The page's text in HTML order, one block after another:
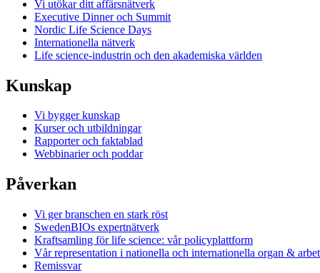
Vi utökar ditt affärsnätverk
Executive Dinner och Summit
Nordic Life Science Days
Internationella nätverk
Life science-industrin och den akademiska världen
Kunskap
Vi bygger kunskap
Kurser och utbildningar
Rapporter och faktablad
Webbinarier och poddar
Påverkan
Vi ger branschen en stark röst
SwedenBIOs expertnätverk
Kraftsamling för life science: vår policyplattform
Vår representation i nationella och internationella organ &
Remissvar